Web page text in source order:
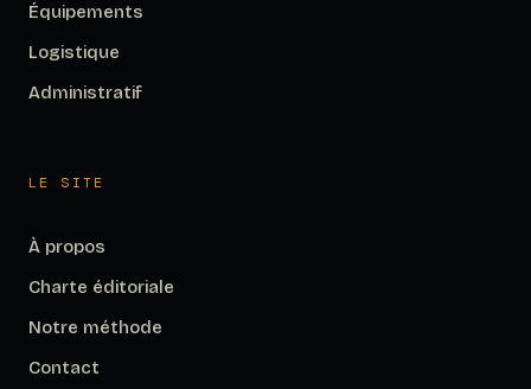
Équipements
Logistique
Administratif
LE SITE
À propos
Charte éditoriale
Notre méthode
Contact